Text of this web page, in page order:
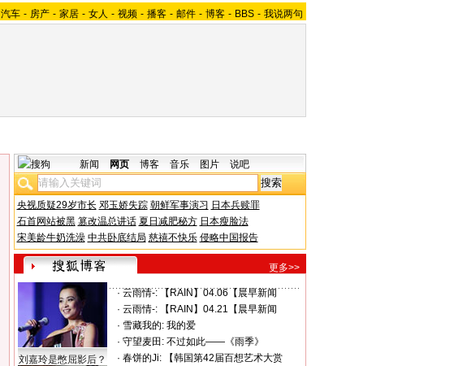
汽车 - 房产 - 家居 - 女人 - 视频 - 播客 - 邮件 - 博客 - BBS - 我说两句
新闻 网页 博客 音乐 图片 说吧
央视质疑29岁市长 邓玉娇失踪 朝鲜军事演习 日本兵赎罪
石首网站被黑 篡改温总讲话 夏日减肥秘方 日本瘦脸法
宋美龄牛奶洗澡 中共卧底结局 慈禧不快乐 侵略中国报告
更多>>
刘嘉玲是憋屈影后？
· 云雨情-:
【RAIN】04.06【晨早新闻
· 云雨情-:
【RAIN】04.21【晨早新闻
· 雪藏我的: 我的爱
· 守望麦田: 不过如此——《雨季》
· 春饼的Ji:
【韩国第42届百想艺术大赏